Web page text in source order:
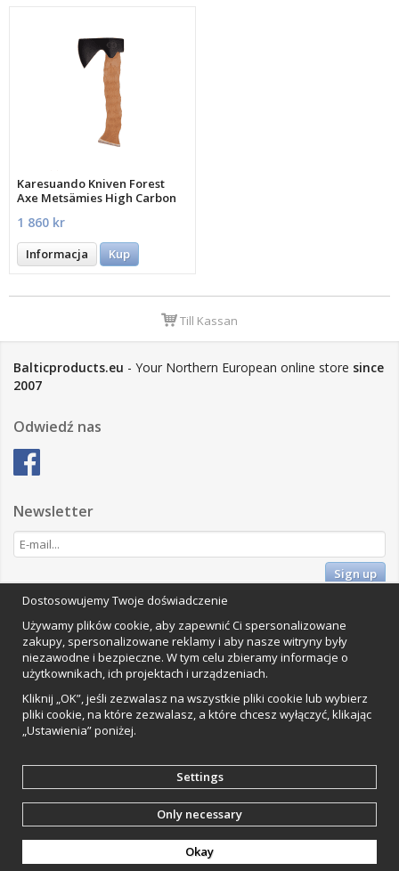
Karesuando Kniven Forest
Axe Metsämies High Carbon
1 860 kr
Informacja Kup
Till Kassan
Balticproducts.eu - Your Northern European online store since
2007
Odwiedź nas
Newsletter
Sign up
Impressum
Vamos Commerce AB
Orkestervägen 1, 224 72 Lund, Szwecja
Organisationsnummer: 559502-0453
Wyprodukowany przezWikinggruppen
Dostosowujemy Twoje doświadczenie
Używamy plików cookie, aby zapewnić Ci spersonalizowane
zakupy, spersonalizowane reklamy i aby nasze witryny były
niezawodne i bezpieczne. W tym celu zbieramy informacje o
użytkownikach, ich projektach i urządzeniach.
Kliknij „OK”, jeśli zezwalasz na wszystkie pliki cookie lub wybierz
pliki cookie, na które zezwalasz, a które chcesz wyłączyć, klikając
„Ustawienia” poniżej.
Settings
Only necessary
Okay